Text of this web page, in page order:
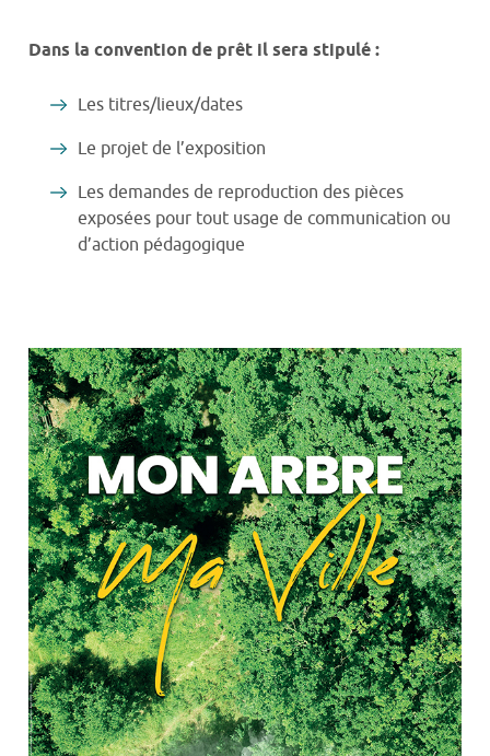
Dans la convention de prêt il sera stipulé :
Les titres/lieux/dates
Le projet de l’exposition
Les demandes de reproduction des pièces
exposées pour tout usage de communication ou
d’action pédagogique